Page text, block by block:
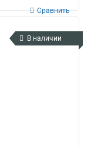
Сравнить
В наличии